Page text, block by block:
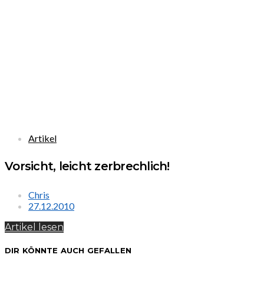
Artikel
Vorsicht, leicht zerbrechlich!
Chris
27.12.2010
Artikel lesen
DIR KÖNNTE AUCH GEFALLEN